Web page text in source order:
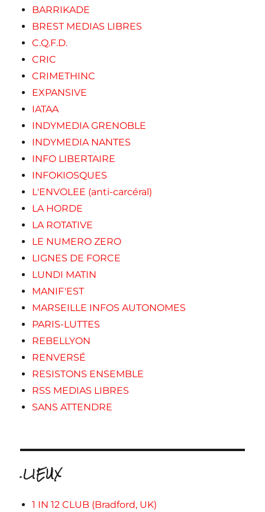
BARRIKADE
BREST MEDIAS LIBRES
C.Q.F.D.
CRIC
CRIMETHINC
EXPANSIVE
IATAA
INDYMEDIA GRENOBLE
INDYMEDIA NANTES
INFO LIBERTAIRE
INFOKIOSQUES
L'ENVOLEE (anti-carcéral)
LA HORDE
LA ROTATIVE
LE NUMERO ZERO
LIGNES DE FORCE
LUNDI MATIN
MANIF'EST
MARSEILLE INFOS AUTONOMES
PARIS-LUTTES
REBELLYON
RENVERSÉ
RESISTONS ENSEMBLE
RSS MEDIAS LIBRES
SANS ATTENDRE
.LIEUX
1 IN 12 CLUB (Bradford, UK)